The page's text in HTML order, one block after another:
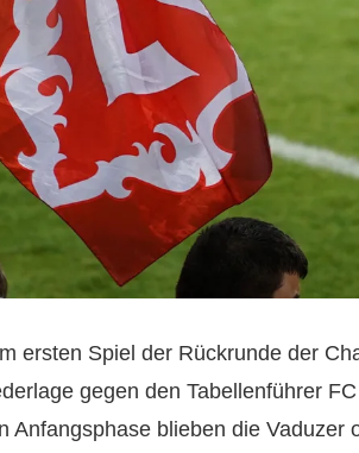
ersten Spiel der Rückrunde der
gegen den Tabellenführer
Anfangsphase blieben die Vaduzer